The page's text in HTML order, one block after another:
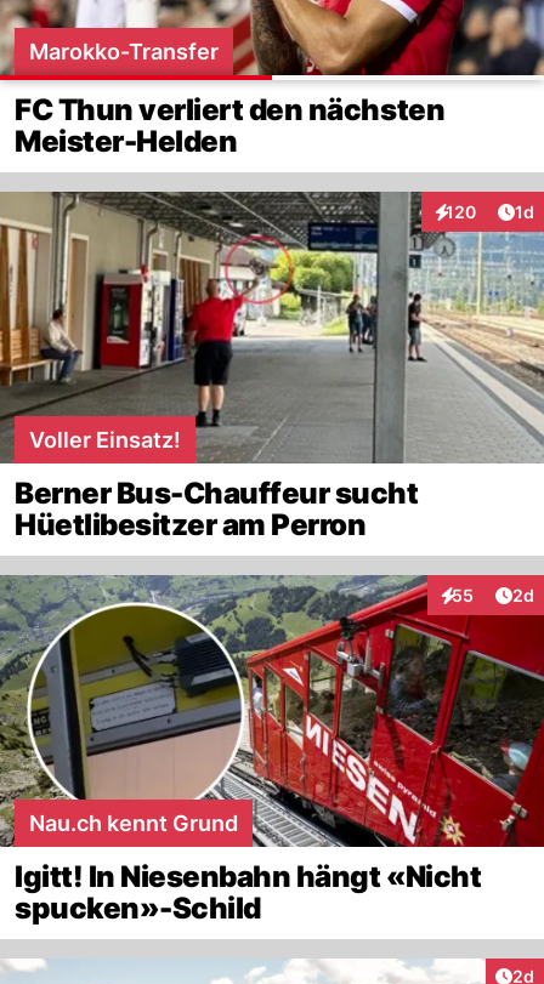
Marokko-Transfer
FC Thun verliert den nächsten
Meister-Helden
120
Interaktionen
1d
Voller Einsatz!
Berner Bus-Chauffeur sucht
Hüetlibesitzer am Perron
55
Interaktionen
2d
Nau.ch kennt Grund
Igitt! In Niesenbahn hängt «Nicht
spucken»-Schild
2d